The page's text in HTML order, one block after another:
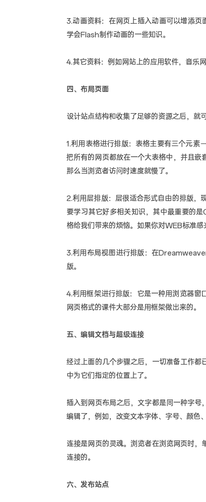
3.动画资料：在网页上插入动画可以增添
学会Flash制作动画的一些知识。
4.其它资料：例如网站上的应用软件，音乐
四、布局页面
设计站点结构和收集了足够的资源之后，就
1.利用表格进行排版：表格主要有三个元素
把所有的网页都放在一个大表格中，并且嵌
那么当浏览者访问时速度就慢了。
2.利用层排版：层很适合形式自由的排版，
要学习其它好多相关知识，其中最重要的
格给我们带来的烦恼。如果你对WEB标准感
3.利用布局视图进行排版：在
版。
4.利用框架进行排版：它是一种用浏览器窗
网页格式的课件大部分是用框架做出来的。
五、编辑文档与超级连接
经过上面的几个步骤之后，一切准备工作
中为它们指定的位置上了。
插入到网页布局之后，文字都是同一种字
编辑了，例如，改变文本字体、字号、颜色
连接是网页的灵魂。浏览者在浏览网页时
连接的。
六、发布站点